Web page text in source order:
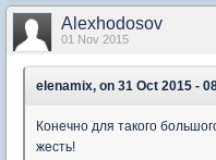
Alexhodosov
01 Nov 2015
elenamix, on 31 Oct 2015 -
Конечно для такого
жесть!